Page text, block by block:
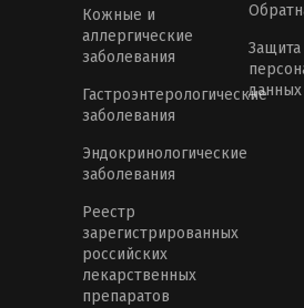
Кожные и
аллергические
заболевания
Гастроэнтерологические
заболевания
Эндокринологические
заболевания
Реестр
зарегистрированных
российских
лекарственных
препаратов
Защита
данных